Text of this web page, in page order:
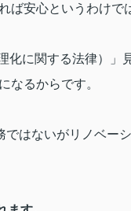
ば安心というわけで
化に関する法律）」
なるからです。
はないがリノベー